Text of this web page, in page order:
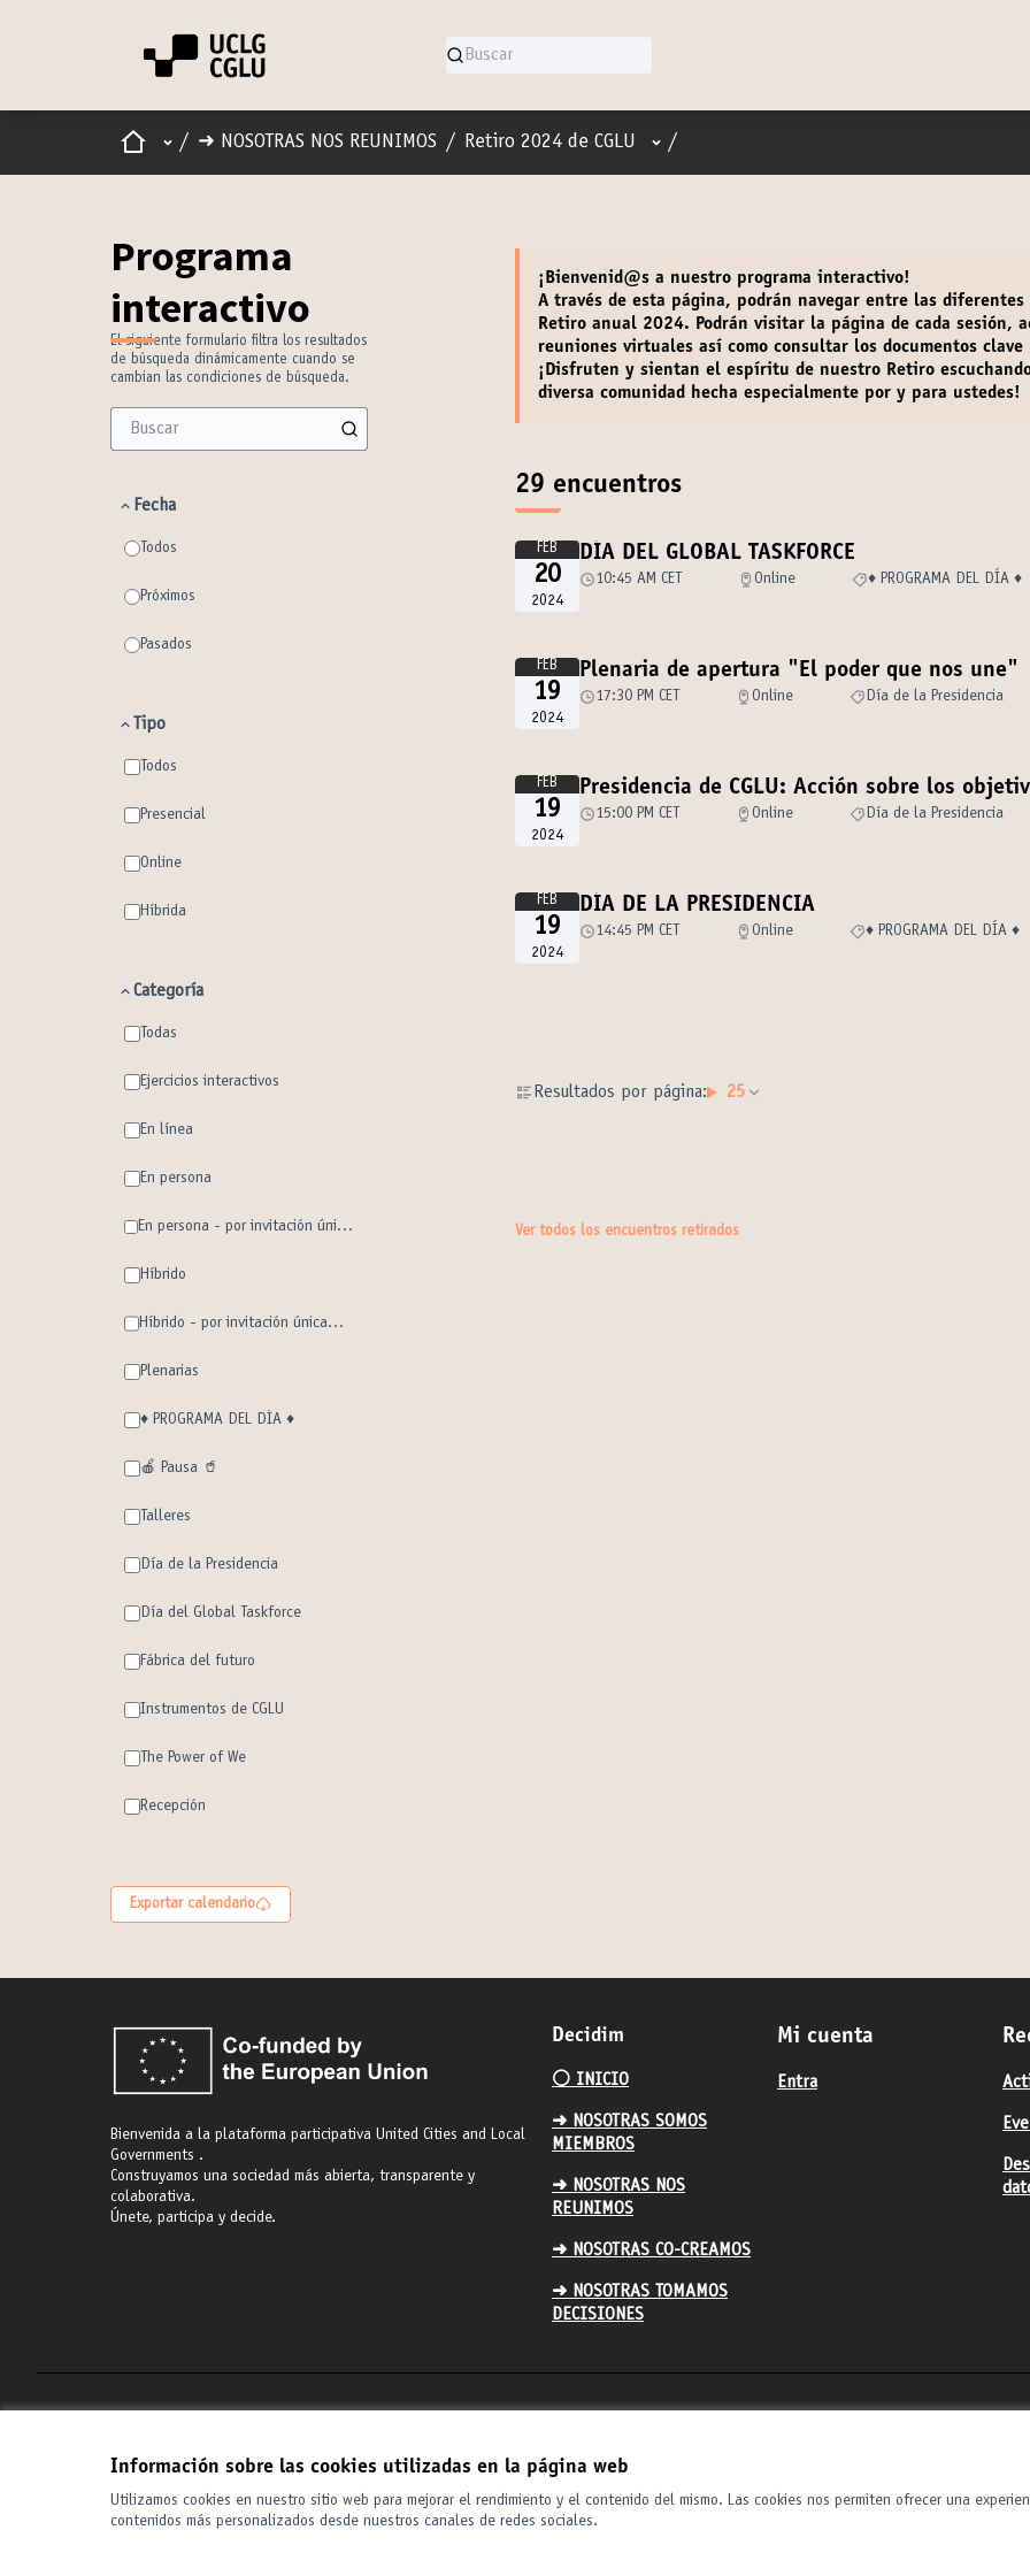
Información sobre las cookies utilizadas en la página web
Utilizamos cookies en nuestro sitio web para mejorar el rendimiento y el contenido del mismo. Las cookies nos permiten ofrecer una
contenidos más personalizados desde nuestros canales de redes sociales.
InicioMenú principal
/ ➜ NOSOTRAS NOS REUNIMOS / Retiro 2024 de CGLU Menú de usuario
/
Programa
interactivo
El siguiente formulario filtra los resultados
de búsqueda dinámicamente cuando se
cambian las condiciones de búsqueda.
Fecha
Todos
Próximos
Pasados
Tipo
Todos
Presencial
Online
Híbrida
Categoría
Todas
Ejercicios interactivos
En línea
En persona
En persona - por invitación únicamente
Híbrido
Híbrido - por invitación únicamente
Plenarias
♦️ PROGRAMA DEL DÍA ♦️
🍎 Pausa 🥤
Talleres
Día de la Presidencia
Día del Global Taskforce
Fábrica del futuro
Instrumentos de CGLU
The Power of We
Recepción
Exportar calendario
¡ Bienvenid@s a nuestro programa interactivo!
A través de esta página, podrán navegar entre las
Retiro anual 2024. Podrán visitar la página de cada sesión,
reuniones virtuales así como consultar los documentos clave
¡Disfruten y sientan el espíritu de nuestro Retiro
diversa comunidad hecha especialmente por y para ustedes!
29 encuentros
FEB
20
2024
DÍA DEL GLOBAL TASKFORCE
10:45 AM CET Online ♦️ PROGRAMA DEL DÍA ♦️
FEB
19
2024
Plenaria de apertura "El poder que nos une"
17:30 PM CET Online Día de la Presidencia
FEB
19
2024
Presidencia de CGLU: Acción sobre los
15:00 PM CET Online Día de la Presidencia
FEB
19
2024
DÍA DE LA PRESIDENCIA
14:45 PM CET Online ♦️ PROGRAMA DEL DÍA ♦️
Resultados por página: 25
Ver todos los encuentros retirados
Bienvenida a la plataforma participativa United Cities and Local
Governments .
Construyamos una sociedad más abierta, transparente y
colaborativa.
Únete, participa y decide.
Decidim
⚪️ INICIO
➜ NOSOTRAS SOMOS
MIEMBROS
➜ NOSOTRAS NOS
REUNIMOS
➜ NOSOTRAS CO-CREAMOS
➜ NOSOTRAS TOMAMOS
DECISIONES
Mi cuenta
Entra